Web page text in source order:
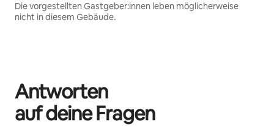
Die vorgestellten Gastgeber:innen leben möglicherweise
nicht in diesem Gebäude.
Antworten
auf deine Fragen